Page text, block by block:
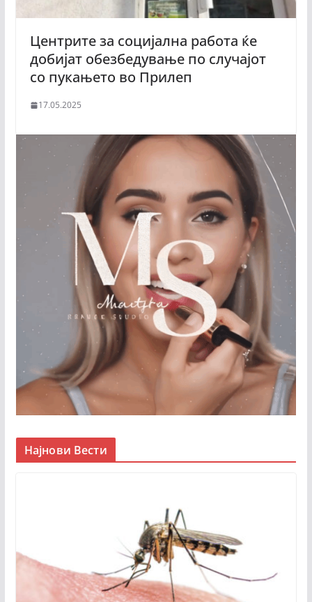
Центрите за социјална работа ќе
добијат обезбедување по случајот
со пукањето во Прилеп
17.05.2025
Најнови Вести